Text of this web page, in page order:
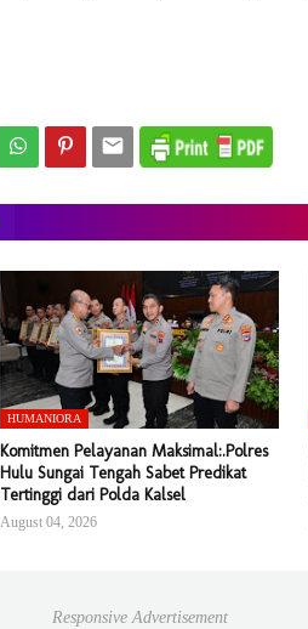
HUMANIORA
Komitmen Pelayanan Maksimal:.Polres
Hulu Sungai Tengah Sabet Predikat
Tertinggi dari Polda Kalsel
August 04, 2026
Responsive Advertisement